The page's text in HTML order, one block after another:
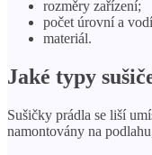
rozměry zařízení;
počet úrovní a
materiál.
Jaké typy
Sušičky prádla se liší
namontovány na